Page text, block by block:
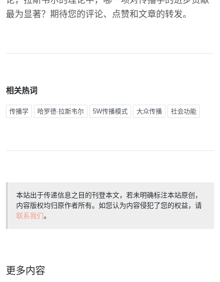
最为显著？期待您的评论、点赞和文章的转发。
相关热词
传播学 哈罗德·拉斯韦尔 5W传播模式 大众传播 社会功能
本站出于传递信息之目的刊登本文，若未明确标注本站原创，
内容版权均归原作者所有。如您认为内容侵犯了您的权益，请
联系我们。
更多内容